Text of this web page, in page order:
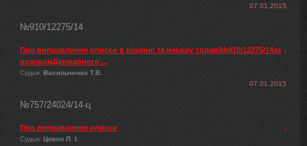
07.01.2015
№910/12275/14
Про виправлення описки в рішенні та наказіу справі№910/12275/14за
позовомДержавного ...
Судья: Васильченко Т.В.
07.01.2015
№757/24024/14-ц
Про виправлення описки
Судья: Цокол Л. І.